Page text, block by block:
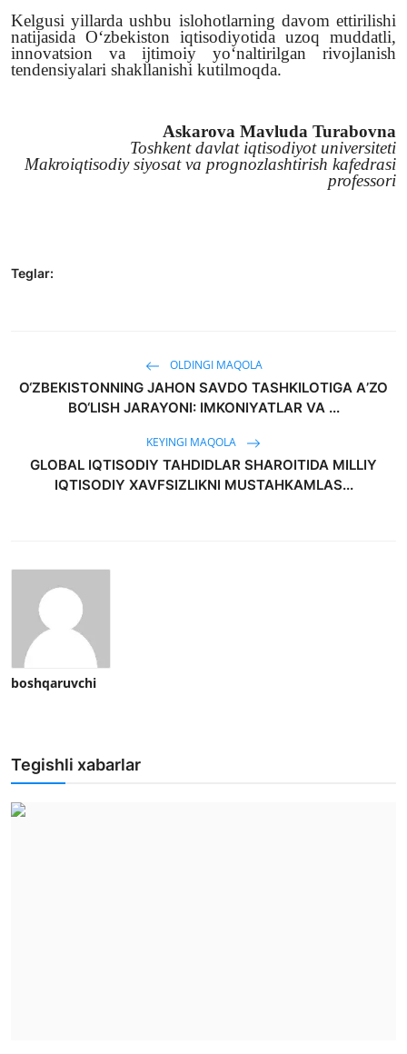
Kelgusi yillarda ushbu islohotlarning davom ettirilishi
natijasida O‘zbekiston iqtisodiyotida uzoq muddatli,
innovatsion va ijtimoiy yo‘naltirilgan rivojlanish
tendensiyalari shakllanishi kutilmoqda.
Askarova Mavluda Turabovna
Toshkent davlat iqtisodiyot universiteti
Makroiqtisodiy siyosat va prognozlashtirish kafedrasi
professori
Teglar:
OLDINGI MAQOLA
O‘ZBEKISTONNING JAHON SAVDO TASHKILOTIGA AʼZO
BO‘LISH JARAYONI: IMKONIYATLAR VA ...
KEYINGI MAQOLA
GLOBAL IQTISODIY TAHDIDLAR SHAROITIDA MILLIY
IQTISODIY XAVFSIZLIKNI MUSTAHKAMLAS...
boshqaruvchi
Tegishli xabarlar